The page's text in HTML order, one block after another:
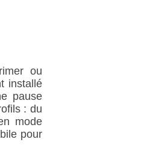
ou
installé
pause
: du
mode
pour